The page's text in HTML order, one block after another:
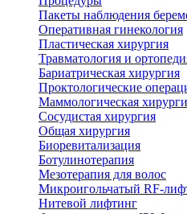
Пакеты наблюдения
Оперативная гинекология
Пластическая хирургия
Травматология и
Бариатрическая хирургия
Проктологические
Маммологическая
Сосудистая хирургия
Общая хирургия
Биоревитализация
Ботулинотерапия
Мезотерапия для волос
Микроигольчатый RF-
Нитевой лифтинг